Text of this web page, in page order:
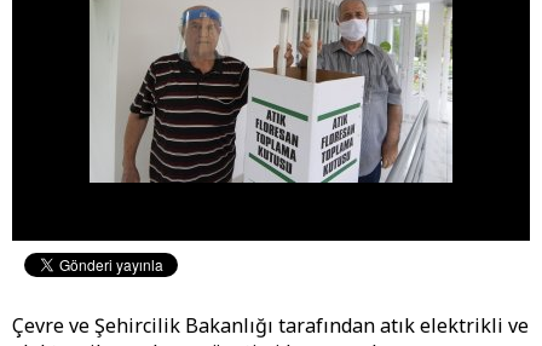
Çevre ve Şehircilik Bakanlığı tarafından atık elektrikli ve